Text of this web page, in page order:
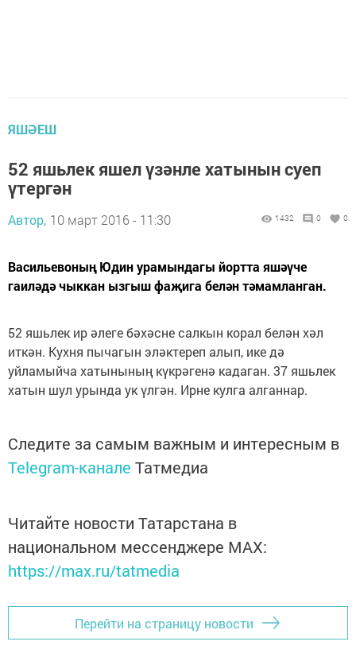
ЯШӘЕШ
52 яшьлек яшел үзәнле хатынын суеп
үтергән
Автор, 10 март 2016 - 11:30 1432 0 0
Васильевоның Юдин урамындагы йортта яшәүче
гаиләдә чыккан ызгыш фаҗига белән тәмамланган.
52 яшьлек ир әлеге бәхәсне салкын корал белән хәл
иткән. Кухня пычагын эләктереп алып, ике дә
уйламыйча хатынының күкрәгенә кадаган. 37 яшьлек
хатын шул урында ук үлгән. Ирне кулга алганнар.
Следите за самым важным и интересным в
Telegram-канале Татмедиа
Читайте новости Татарстана в
национальном мессенджере MАХ:
https://max.ru/tatmedia
Перейти на страницу новости